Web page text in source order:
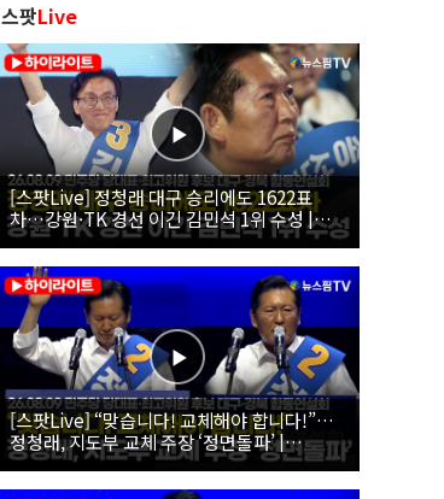
스팟Live
[스팟Live] 정청래 대구 승리에도 1622표
차…강원·TK 경선 이긴 김민석 1위 수성 |
26.08.09 더불어민주당 당대표·최고위원 후
보 대구·경북 합동연설회
[스팟Live] “맞습니다! 교체해야 합니다!”…
정청래, 지도부 교체 주장 ‘정면돌파’ |
26.08.09 더불어민주당 당대표·최고위원 후
보 대구·경북 합동연설회